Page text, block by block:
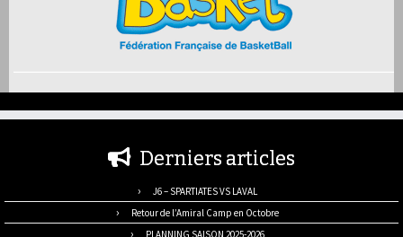
Derniers articles
J6 – SPARTIATES VS LAVAL
Retour de l’Amiral Camp en Octobre
PLANNING SAISON 2025-2026